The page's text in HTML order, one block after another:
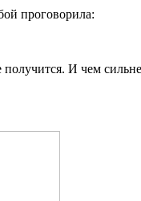
проговорила:
И чем